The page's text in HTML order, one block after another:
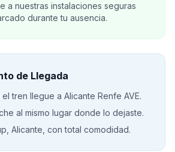
a nuestras instalaciones seguras
durante tu ausencia.
de Llegada
tren llegue a Alicante Renfe AVE.
al mismo lugar donde lo dejaste.
Alicante, con total comodidad.